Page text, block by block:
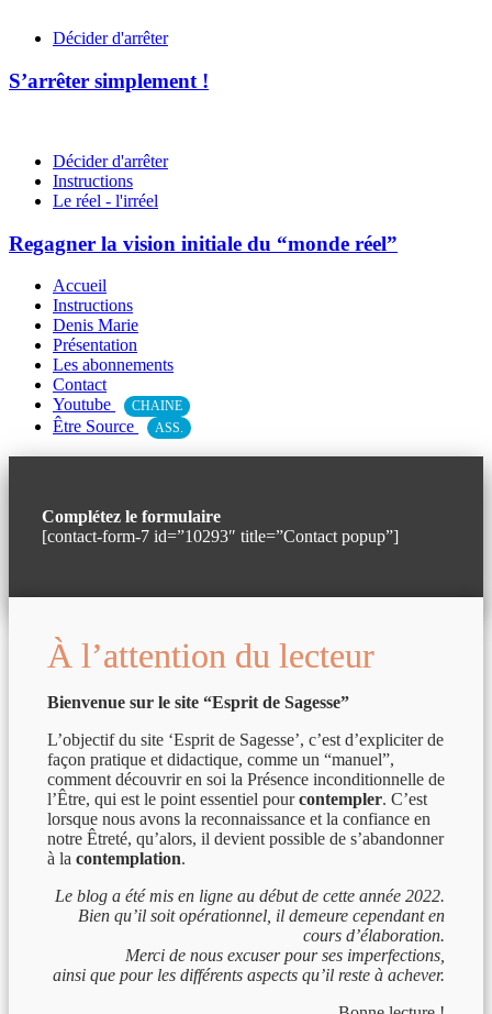
Décider d'arrêter
S’arrêter simplement !
Décider d'arrêter
Instructions
Le réel - l'irréel
Regagner la vision initiale du “monde réel”
Accueil
Instructions
Denis Marie
Présentation
Les abonnements
Contact
Youtube
CHAINE
Être Source ASS.
Complétez le formulaire
[contact-form-7 id=”10293″ title=”Contact popup”]
À l’attention du lecteur
Bienvenue sur le site “Esprit de Sagesse”
L’objectif du site ‘Esprit de Sagesse’, c’est d’expliciter de
façon pratique et didactique, comme un “manuel”,
comment découvrir en soi la Présence inconditionnelle de
l’Être, qui est le point essentiel pourcontempler. C’est
lorsque nous avons la reconnaissance et la confiance en
notre Êtreté, qu’alors, il devient possible de s’abandonner
à la contemplation.
Le blog a été mis en ligne au début de cette année 2022.
Bien qu’il soit opérationnel, il demeure cependant en
cours d’élaboration.
Merci de nous excuser pour ses imperfections,
ainsi que pour les différents aspects qu’il reste à achever.